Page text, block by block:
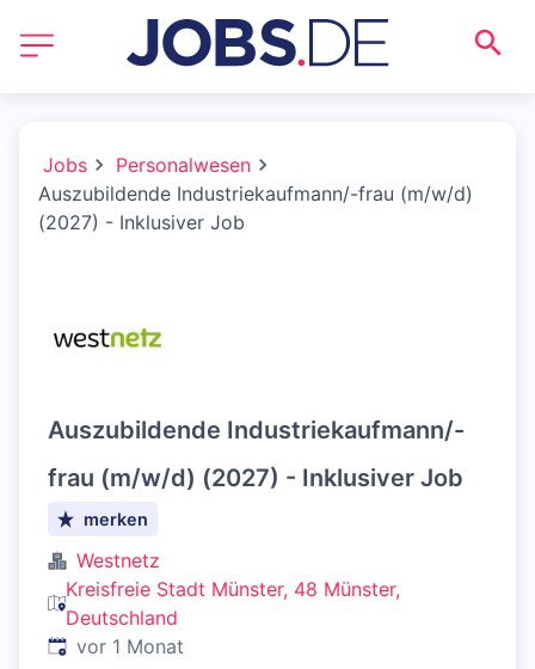
Jobs
Personalwesen
Auszubildende Industriekaufmann/-frau (m/w/d)
(2027) - Inklusiver Job
Auszubildende Industriekaufmann/-
frau (m/w/d) (2027) - Inklusiver Job
merken
Westnetz
Kreisfreie Stadt Münster, 48 Münster,
Deutschland
Veröffentlicht:
vor 1 Monat